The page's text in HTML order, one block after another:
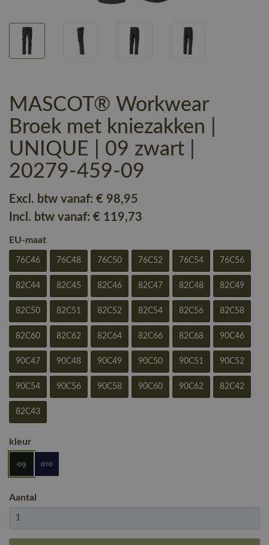
MASCOT® Workwear
Broek met kniezakken |
UNIQUE | 09 zwart |
20279-459-09
Excl. btw vanaf: € 98,95
Incl. btw vanaf: € 119,73
EU-maat
76C46 76C48 76C50 76C52 76C54 76C56
82C44 82C45 82C46 82C47 82C48 82C49
82C50 82C51 82C52 82C54 82C56 82C58
82C60 82C62 82C64 82C66 82C68 90C46
90C47 90C48 90C49 90C50 90C51 90C52
90C54 90C56 90C58 90C60 90C62 82C42
82C43
kleur
Aantal